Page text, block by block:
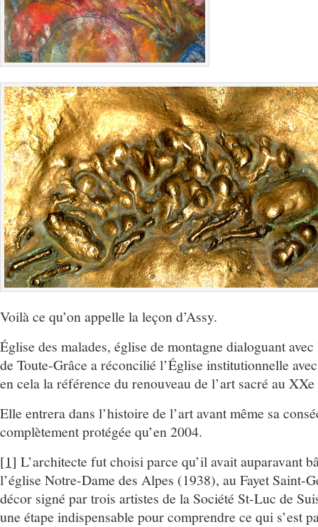
Voilà ce qu’on appelle la leçon d’Assy.
Église des malades, église de montagne dialoguant
de Toute-Grâce a réconcilié l’Église institutionnelle
en cela la référence du renouveau de l’art sacré au
Elle entrera dans l’histoire de l’art avant même sa
complètement protégée qu’en 2004.
[1] L’architecte fut choisi parce qu’il avait auparavant
l’église Notre-Dame des Alpes (1938), au Fayet Saint-
décor signé par trois artistes de la Société St-Luc de
une étape indispensable pour comprendre ce qui s’est